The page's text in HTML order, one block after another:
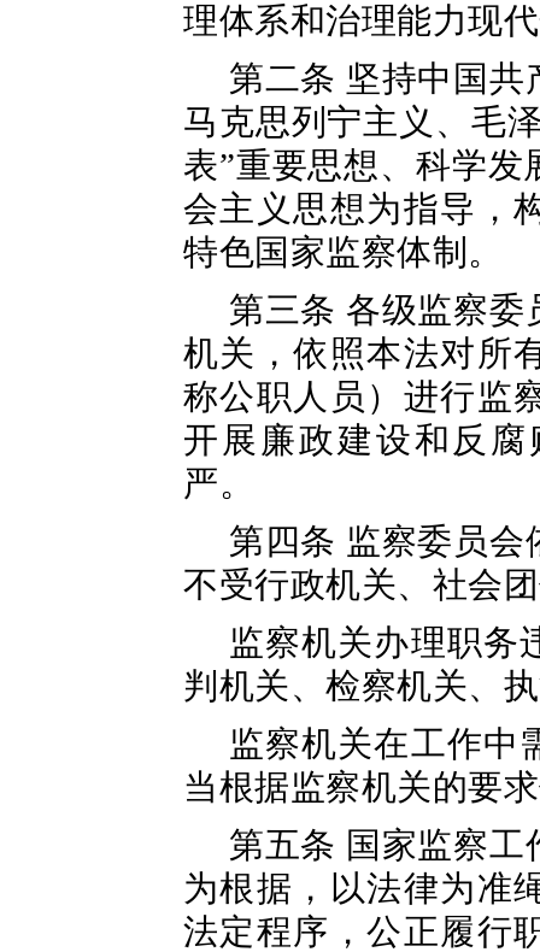
理体系和治理能力现
第二条 坚持中国
马克思列宁主义、毛
表”重要思想、科学
会主义思想为指导，
特色国家监察体制。
第三条 各级监察
机关，依照本法对所
称公职人员）进行监
开展廉政建设和反
严。
第四条 监察委员
不受行政机关、社会
监察机关办理职务
判机关、检察机关、
监察机关在工作中
当根据监察机关的要
第五条 国家监察
为根据，以法律为准
法定程序，公正履行